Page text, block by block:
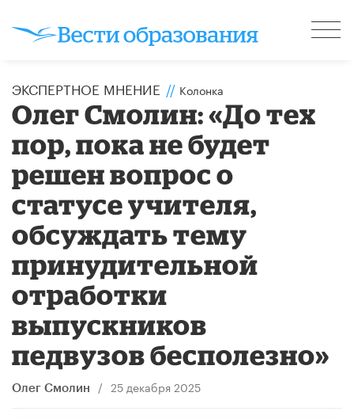
ЭКСПЕРТНОЕ МНЕНИЕ // Колонка
Олег Смолин: «До тех
пор, пока не будет
решен вопрос о
статусе учителя,
обсуждать тему
принудительной
отработки
выпускников
педвузов бесполезно»
Олег Смолин / 25 декабря 2025